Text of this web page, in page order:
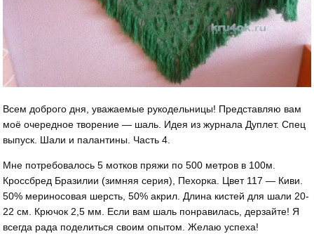
Всем доброго дня, уважаемые рукодельницы! Представляю вам
моё очередное творение — шаль. Идея из журнала Дуплет. Спец
выпуск. Шали и палантины. Часть 4.
Мне потребовалось 5 мотков пряжи по 500 метров в 100м.
Кроссбред Бразилии (зимняя серия), Пехорка. Цвет 117 — Киви.
50% мериносовая шерсть, 50% акрил. Длина кистей для шали 20-
22 см. Крючок 2,5 мм. Если вам шаль понравилась, дерзайте! Я
всегда рада поделиться своим опытом. Желаю успеха!